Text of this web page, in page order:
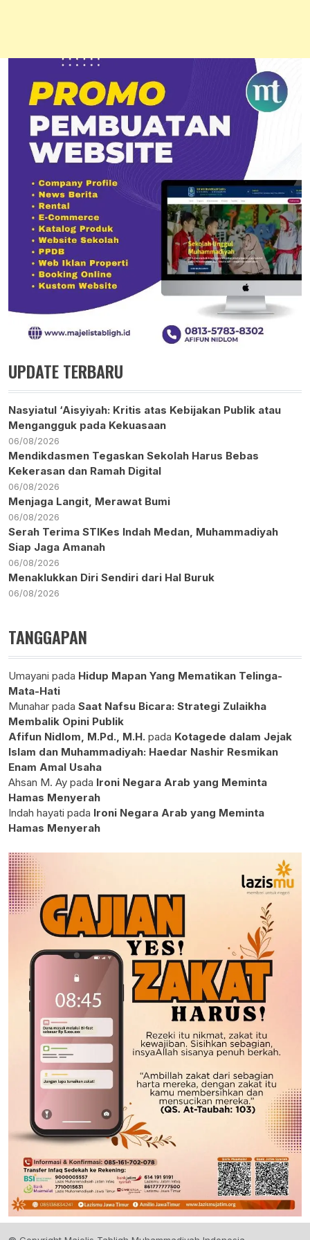
UPDATE TERBARU
Nasyiatul ‘Aisyiyah: Kritis atas Kebijakan Publik atau
Mengangguk pada Kekuasaan
06/08/2026
Mendikdasmen Tegaskan Sekolah Harus Bebas
Kekerasan dan Ramah Digital
06/08/2026
Menjaga Langit, Merawat Bumi
06/08/2026
Serah Terima STIKes Indah Medan, Muhammadiyah
Siap Jaga Amanah
06/08/2026
Menaklukkan Diri Sendiri dari Hal Buruk
06/08/2026
TANGGAPAN
Umayani pada Hidup Mapan Yang Mematikan Telinga-
Mata-Hati
Munahar pada Saat Nafsu Bicara: Strategi Zulaikha
Membalik Opini Publik
Afifun Nidlom, M.Pd., M.H. pada Kotagede dalam Jejak
Islam dan Muhammadiyah: Haedar Nashir Resmikan
Enam Amal Usaha
Ahsan M. Ay pada Ironi Negara Arab yang Meminta
Hamas Menyerah
Indah hayati pada Ironi Negara Arab yang Meminta
Hamas Menyerah